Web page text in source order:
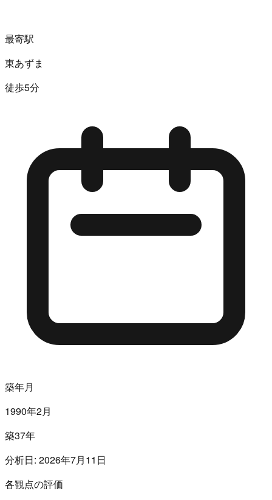
最寄駅
東あずま
徒歩5分
築年月
1990年2月
築37年
分析日: 2026年7月11日
各観点の評価